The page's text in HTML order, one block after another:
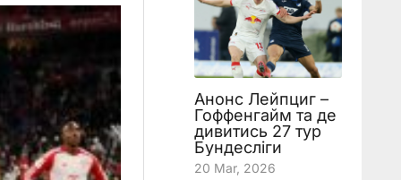
Анонс Лейпциг –
Гоффенгайм та де
дивитись 27 тур
Бундесліги
20 Mar, 2026